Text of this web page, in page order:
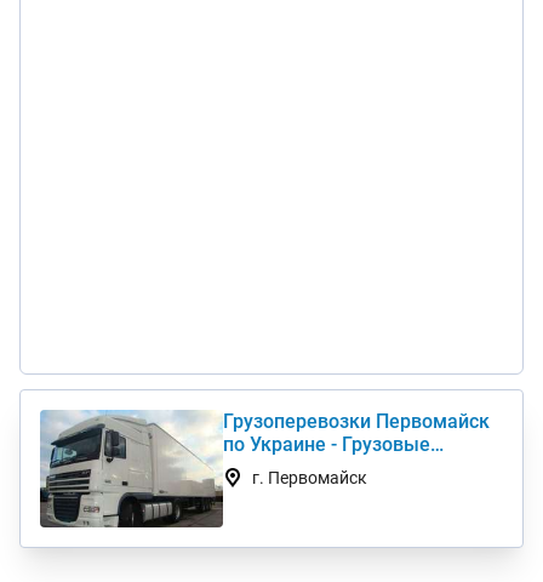
Грузоперевозки Первомайск
по Украине - Грузовые
автоперевозки дешево
г. Первомайск